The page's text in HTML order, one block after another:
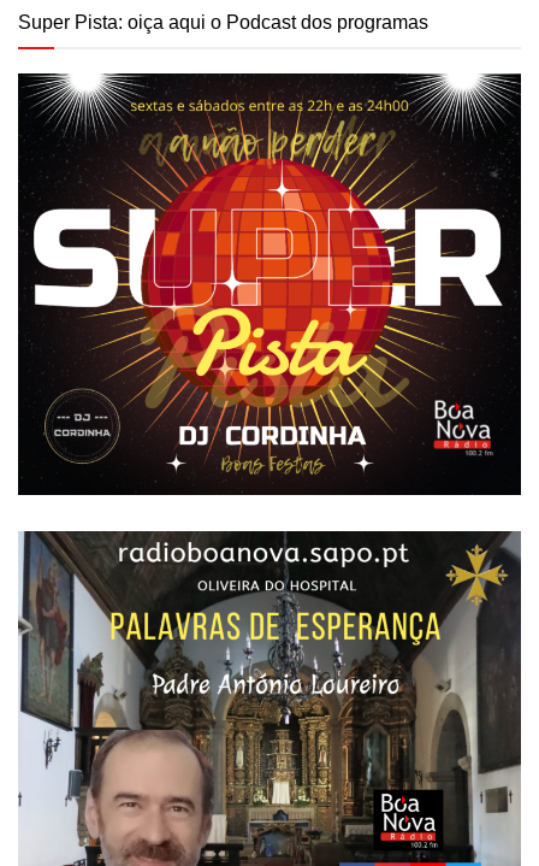
Super Pista: oiça aqui o Podcast dos programas